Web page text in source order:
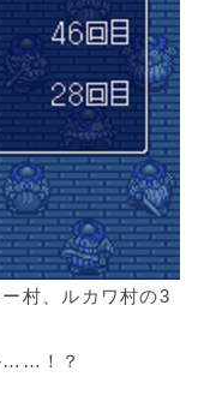
村、ルカワ村の3
……！？